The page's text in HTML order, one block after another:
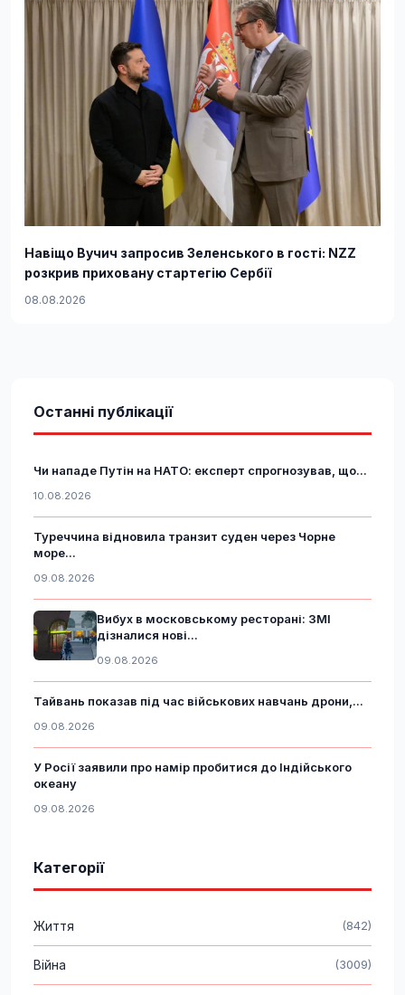
Навіщо Вучич запросив Зеленського в гості: NZZ
розкрив приховану стартегію Сербії
08.08.2026
Останні публікації
Чи нападе Путін на НАТО: експерт спрогнозував, що...
10.08.2026
Туреччина відновила транзит суден через Чорне
море...
09.08.2026
Вибух в московському ресторані: ЗМІ
дізналися нові...
09.08.2026
Тайвань показав під час військових навчань дрони,...
09.08.2026
У Росії заявили про намір пробитися до Індійського
океану
09.08.2026
Категорії
Життя (842)
Війна (3009)